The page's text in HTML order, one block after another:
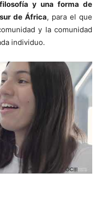
y una forma de
de África, para el que
y la comunidad
individuo.